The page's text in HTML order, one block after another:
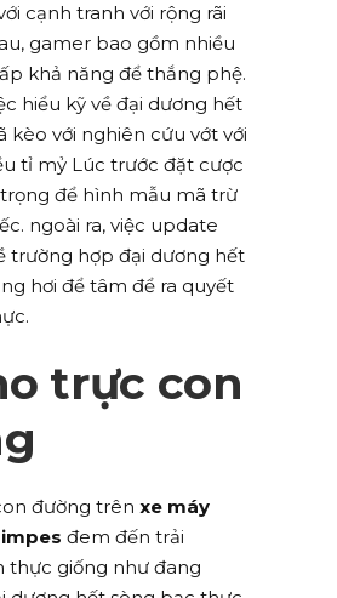
cạnh tranh với rộng rãi
gamer bao gồm nhiều
khả năng để thắng phệ.
hiểu kỹ về đại dương hết
kèo với nghiên cứu vớt với
tỉ mỷ Lúc trước đặt cược
để hình mẫu mã trừ
ngoài ra, việc update
trường hợp đại dương hết
hơi để tâm để ra quyết
trực con
đường trên xe máy
đem đến trải
thực giống như đang